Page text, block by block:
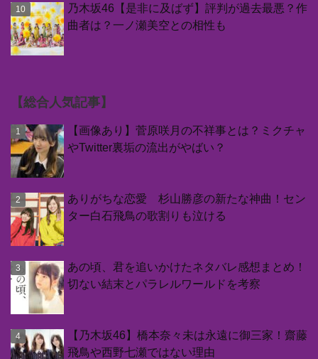
乃木坂46【是非に及ばず】評判が過去最悪？作
曲者は？一ノ瀬美空との相性も
【総合人気記事】
【画像あり】菅原咲月の不祥事とは？ミクチャ
やTwitter裏垢の流出がやばい？
ありがちな恋愛 杉山勝彦の新たな神曲！セン
ター白石飛鳥の歌割りも泣ける
あの頃、君を追いかけたネタバレ感想まとめ！
切ない結末とパラレルワールドを考察
【乃木坂46】橋本奈々未は永遠に御三家！齋藤
飛鳥や西野七瀬ではない理由